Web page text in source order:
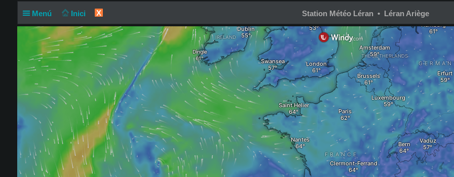
Menú Inici X Station Météo Léran • Léran Ariège